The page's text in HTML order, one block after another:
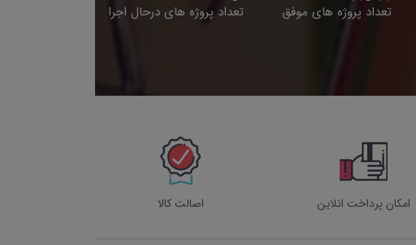
تعداد پروژه های موفق تعداد پروژه های درحال اجرا
امکان پرداخت انلاین اصالت کالا